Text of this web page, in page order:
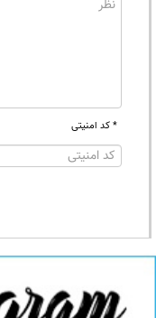
* کد امنیتی